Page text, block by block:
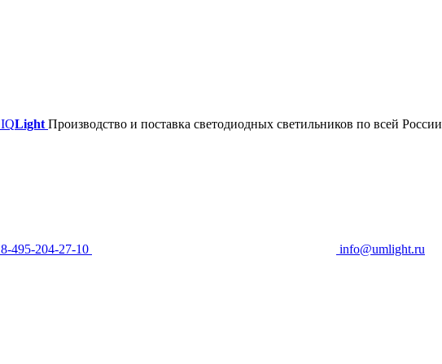
IQLight Производство и поставка светодиодных светильников по всей России
8-495-204-27-10
info@umlight.ru